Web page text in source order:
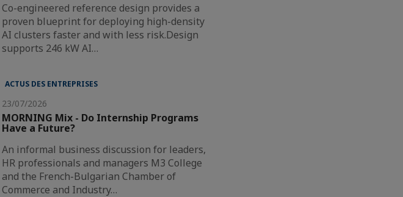
Co-engineered reference design provides a
proven blueprint for deploying high-density
AI clusters faster and with less risk.Design
supports 246 kW AI…
ACTUS DES ENTREPRISES
23/07/2026
MORNING Mix - Do Internship Programs
Have a Future?
An informal business discussion for leaders,
HR professionals and managers M3 College
and the French-Bulgarian Chamber of
Commerce and Industry…